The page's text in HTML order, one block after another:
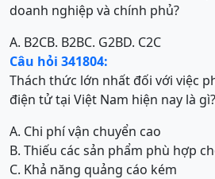
doanh nghiệp và chính phủ?
A. B2CB. B2BC. G2BD. C2C
Câu hỏi 341804:
Thách thức lớn nhất đối với việc
điện tử tại Việt Nam hiện nay là gì?
A. Chi phí vận chuyển cao
B. Thiếu các sản phẩm phù hợp
C. Khả năng quảng cáo kém